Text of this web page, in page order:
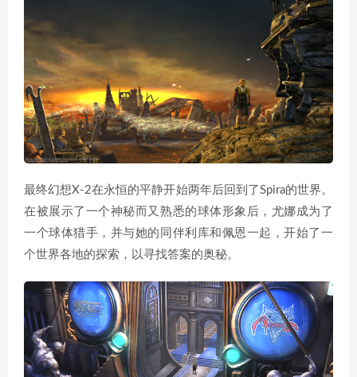
最终幻想X-2在永恒的平静开始两年后回到了Spira的世界。
在被展示了一个神秘而又熟悉的球体形象后，尤娜成为了
一个球体猎手，并与她的同伴利库和佩恩一起，开始了一
个世界各地的探索，以寻找答案的奥秘。